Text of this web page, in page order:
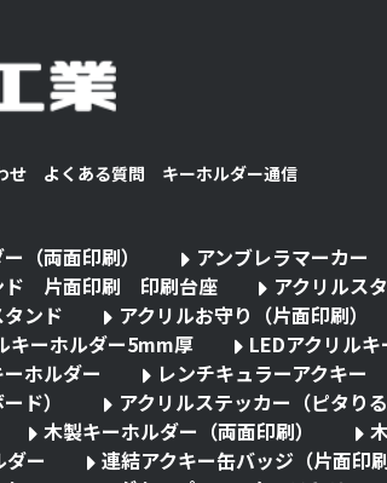
せ よくある質問 キーホルダー通信
（両面印刷）
アンブレラマーカー
ド 片面印刷 印刷台座
アクリル
ンド
アクリルお守り（片面印刷）
キーホルダー5mm厚
LEDアクリル
ホルダー
レンチキュラーアクキー
ド）
アクリルステッカー（ピタり
木製キーホルダー（両面印刷）
ー
連結アクキー缶バッジ（片面印